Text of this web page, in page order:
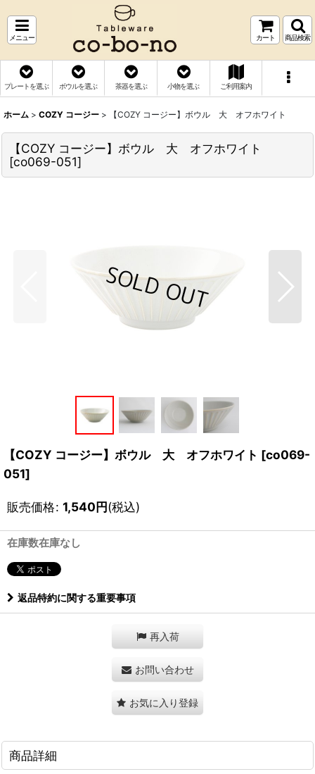
メニュー カート 商品検索
プレートを選ぶ ボウルを選ぶ 茶器を選ぶ 小物を選ぶ ご利用案内
ホーム > COZY コージー > 【COZY コージー】ボウル 大 オフホワイト
【COZY コージー】ボウル 大 オフホワイト
[co069-051]
【COZY コージー】ボウル 大 オフホワイト [co069-
051]
販売価格: 1,540円(税込)
在庫数在庫なし
返品特約に関する重要事項
再入荷
お問い合わせ
お気に入り登録
商品詳細